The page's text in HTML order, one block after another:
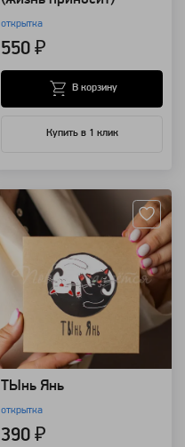
открытка
550 ₽
Купить в 1 клик
В корзину
ТЫнь Янь
открытка
390 ₽